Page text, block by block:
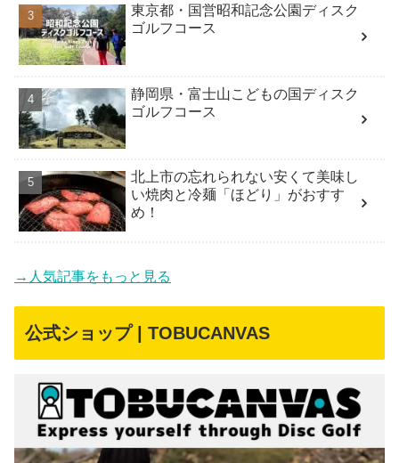
東京都・国営昭和記念公園ディスク
ゴルフコース
静岡県・富士山こどもの国ディスク
ゴルフコース
北上市の忘れられない安くて美味し
い焼肉と冷麺「ほどり」がおすす
め！
→人気記事をもっと見る
公式ショップ | TOBUCANVAS